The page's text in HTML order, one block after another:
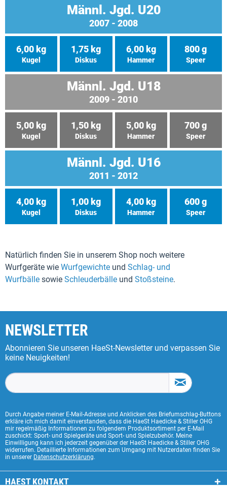
Männl. Jgd. U20
2007 - 2008
6,00 kg
Kugel
1,75 kg
Diskus
6,00 kg
Hammer
800 g
Speer
Männl. Jgd. U18
2009 - 2010
5,00 kg
Kugel
1,50 kg
Diskus
5,00 kg
Hammer
700 g
Speer
Männl. Jgd. U16
2011 - 2012
4,00 kg
Kugel
1,00 kg
Diskus
4,00 kg
Hammer
600 g
Speer
Natürlich finden Sie in unserem Shop noch weitere
Wurfgeräte wie Wurfgewichte und Schlag- und
Wurfbälle sowie Schleuderbälle und Stoßsteine.
NEWSLETTER
Abonnieren Sie unseren HaeSt-Newsletter und verpassen Sie
keine Neuigkeiten!
Durch Angabe meiner E-Mail-Adresse und Anklicken des Briefumschlag-Buttons
erkläre ich mich damit einverstanden, dass die HaeSt Haedicke & Stiller OHG
mir regelmäßig Informationen zu folgendem Produktsortiment per E-Mail
zuschickt: Sport- und Spielgeräte und Sport- und Spielzubehör. Meine
Einwilligung kann ich jederzeit gegenüber der HaeSt Haedicke & Stiller OHG
widerrufen. Detaillierte Informationen zum Umgang mit Nutzerdaten finden Sie
in unserer Datenschutzerklärung.
HAEST KONTAKT